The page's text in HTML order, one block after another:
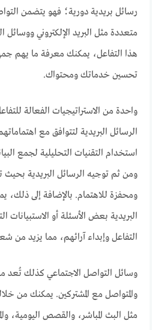
رسائل بريدية دورية؛ فهو يتضمن
متعددة مثل البريد الإلكتروني
هذا التفاعل، يمكنك معرفة ما يهم
تحسين خدماتك ومحتواك.
واحدة من الاستراتيجيات الفعالة
الرسائل البريدية لتتوافق مع
استخدام التقنيات التحليلية لجمع
ومن ثم توجيه الرسائل البريدية بحيث
ومحفزة للاهتمام. بالإضافة إلى ذلك،
البريدية بعض الأسئلة أو الاستبيانات
التفاعل وإبداء آرائهم، مما يزيد من
وسائل التواصل الاجتماعي كذلك تُعد
والمتواصل مع المشتركين. يمكنك من
مثل البث المباشر، والقصص اليومية،